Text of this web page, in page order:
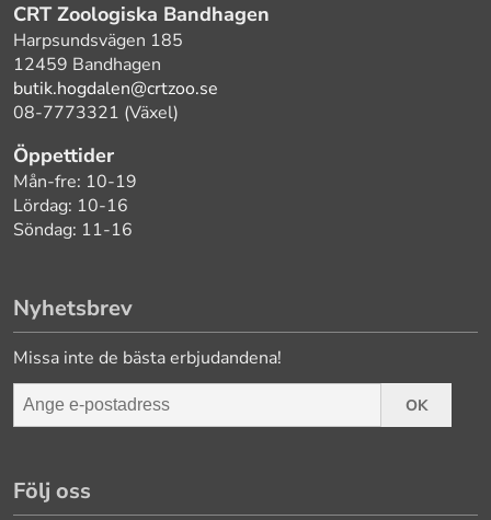
CRT Zoologiska Bandhagen
Harpsundsvägen 185
12459 Bandhagen
butik.hogdalen@crtzoo.se
08-7773321 (Växel)
Öppettider
Mån-fre: 10-19
Lördag: 10-16
Söndag: 11-16
Nyhetsbrev
Missa inte de bästa erbjudandena!
OK
Följ oss